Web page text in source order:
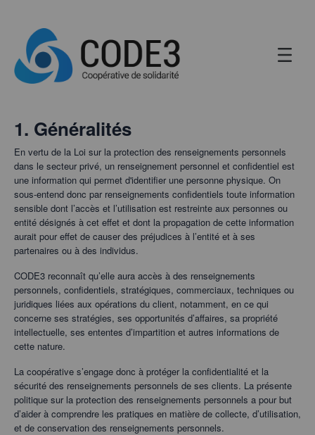
1. Généralités
En vertu de la Loi sur la protection des renseignements personnels
dans le secteur privé, un renseignement personnel et confidentiel est
une information qui permet d'identifier une personne physique. On
sous-entend donc par renseignements confidentiels toute information
sensible dont l’accès et l’utilisation est restreinte aux personnes ou
entité désignés à cet effet et dont la propagation de cette information
aurait pour effet de causer des préjudices à l’entité et à ses
partenaires ou à des individus.
CODE3 reconnaît qu’elle aura accès à des renseignements
personnels, confidentiels, stratégiques, commerciaux, techniques ou
juridiques liées aux opérations du client, notamment, en ce qui
concerne ses stratégies, ses opportunités d’affaires, sa propriété
intellectuelle, ses ententes d’impartition et autres informations de
cette nature.
La coopérative s’engage donc à protéger la confidentialité et la
sécurité des renseignements personnels de ses clients. La présente
politique sur la protection des renseignements personnels a pour but
d’aider à comprendre les pratiques en matière de collecte, d’utilisation,
et de conservation des renseignements personnels.